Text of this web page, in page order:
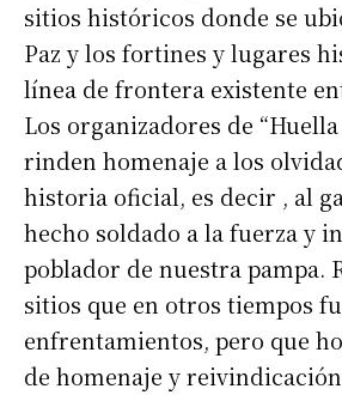
sitios históricos donde se
Paz y los fortines y lugares
línea de frontera existente
Los organizadores de
rinden homenaje a los
historia oficial, es decir , al
hecho soldado a la fuerza y
poblador de nuestra pampa.
sitios que en otros tiempos
enfrentamientos, pero que
de homenaje y